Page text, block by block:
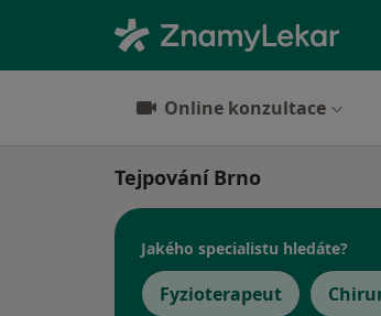
Online konzultace
Tejpování Brno
Jakého specialistu hledáte?
Fyzioterapeut